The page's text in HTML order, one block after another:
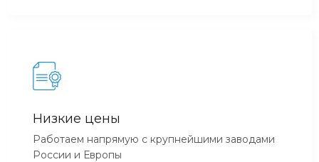
Низкие цены
Работаем напрямую с крупнейшими заводами
России и Европы